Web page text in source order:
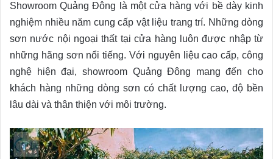
Showroom Quảng Đông là một cửa hàng với bề dày kinh
nghiệm nhiều năm cung cấp vật liệu trang trí. Những dòng
sơn nước nội ngoại thất tại cửa hàng luôn được nhập từ
những hãng sơn nổi tiếng. Với nguyên liệu cao cấp, công
nghệ hiện đại, showroom Quảng Đông mang đến cho
khách hàng những dòng sơn có chất lượng cao, độ bền
lâu dài và thân thiện với môi trường.